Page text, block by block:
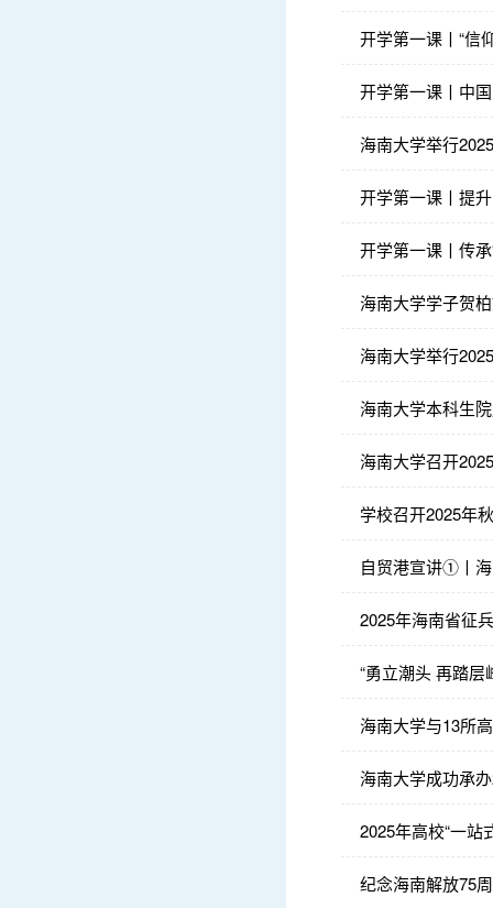
开学第一课丨“信
开学第一课丨中
海南大学举行
开学第一课丨提
开学第一课丨传
海南大学学子贺
海南大学举行
海南大学本科生
海南大学召开
学校召开2025年
自贸港宣讲①丨
2025年海南省征
“勇立潮头 再踏
海南大学与13所
海南大学成功承
2025年高校“一站
纪念海南解放75